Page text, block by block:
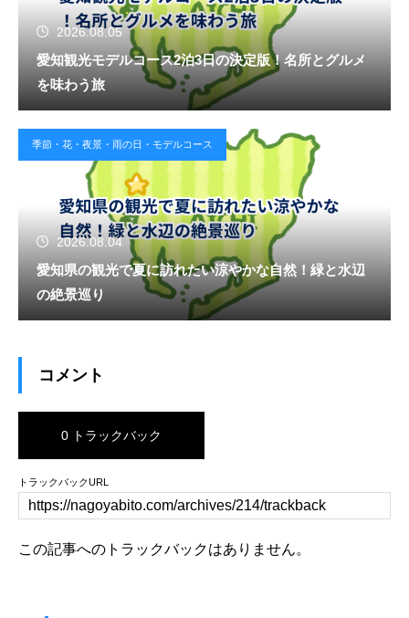
2026.08.05
愛知観光モデルコース2泊3日の決定版！名所とグルメ
を味わう旅
季節・花・夜景・雨の日・モデルコース
2026.08.04
愛知県の観光で夏に訪れたい涼やかな自然！緑と水辺
の絶景巡り
コメント
0 トラックバック
トラックバックURL
この記事へのトラックバックはありません。